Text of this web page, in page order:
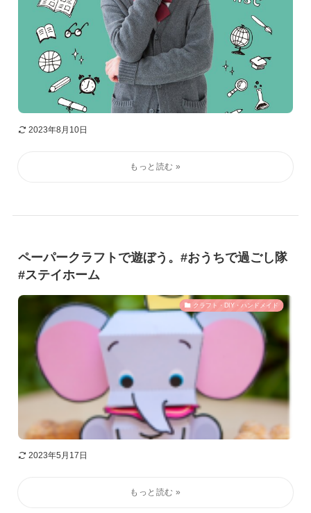
2023年8月10日
ペーパークラフトで遊ぼう。#おうちで過ごし隊
#ステイホーム
クラフト・DIY・ハンドメイド
2023年5月17日